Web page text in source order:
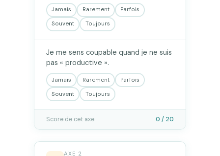
Jamais Rarement
Parfois
Souvent
Toujours
Je me sens coupable quand je ne suis
pas « productive ».
Jamais Rarement
Parfois
Souvent
Toujours
Score de cet axe 0 / 20
AXE 2